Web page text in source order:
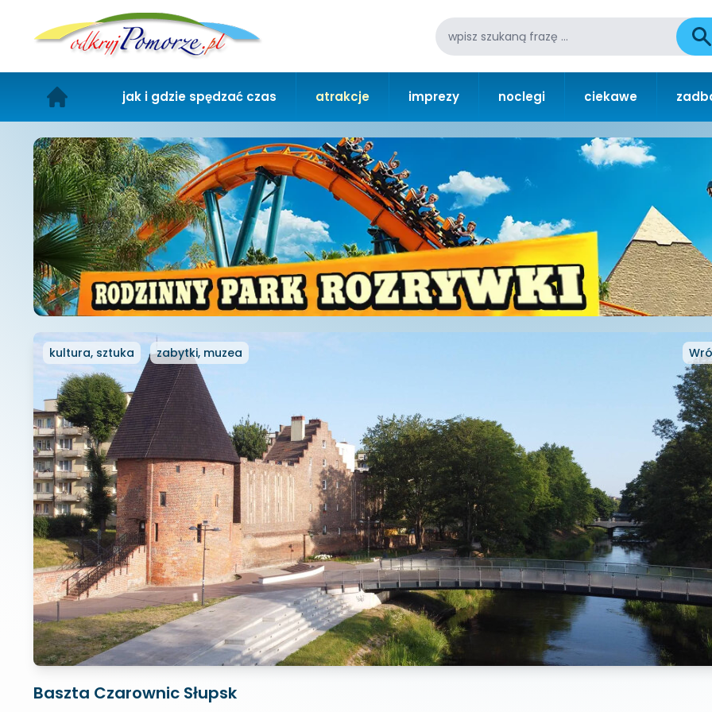
jak i gdzie spędzać czas atrakcje imprezy noclegi ciekawe
kultura, sztuka zabytki, muzea
Baszta Czarownic Słupsk